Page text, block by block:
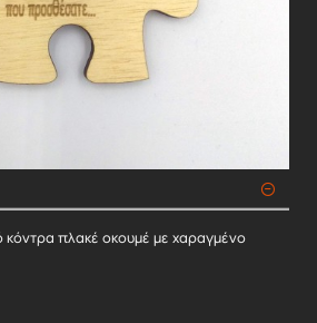
πλακέ οκουμέ με χαραγμένο